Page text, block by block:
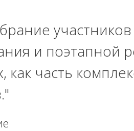
и поэтапной
как часть